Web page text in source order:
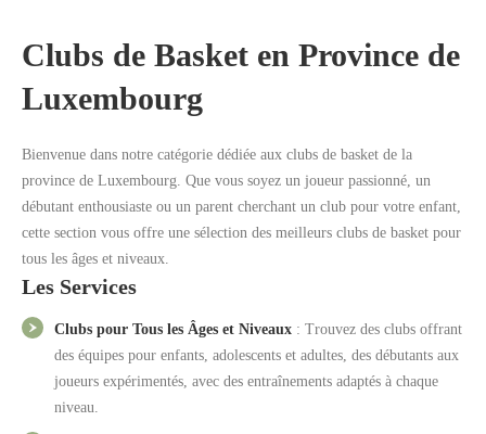
Rechercher
Clubs de Basket en Province de
Luxembourg
Bienvenue dans notre catégorie dédiée aux clubs de basket de la
province de Luxembourg. Que vous soyez un joueur passionné, un
débutant enthousiaste ou un parent cherchant un club pour votre enfant,
cette section vous offre une sélection des meilleurs clubs de basket pour
tous les âges et niveaux.
Les Services
Clubs pour Tous les Âges et Niveaux : Trouvez des clubs offrant
des équipes pour enfants, adolescents et adultes, des débutants aux
joueurs expérimentés, avec des entraînements adaptés à chaque
niveau.